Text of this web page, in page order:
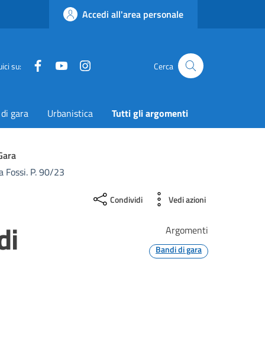
Accedi all'area personale
su: FacebookYouTube Cerca
gara Urbanistica Tutti gli argomenti
Fossi. P. 90/23
Condividi Vedi azioni
Argomenti
Bandi di gara